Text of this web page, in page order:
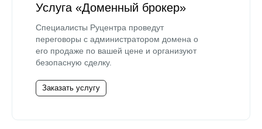
Услуга «Доменный брокер»
Специалисты Руцентра проведут
переговоры с администратором домена о
его продаже по вашей цене и организуют
безопасную сделку.
Заказать услугу